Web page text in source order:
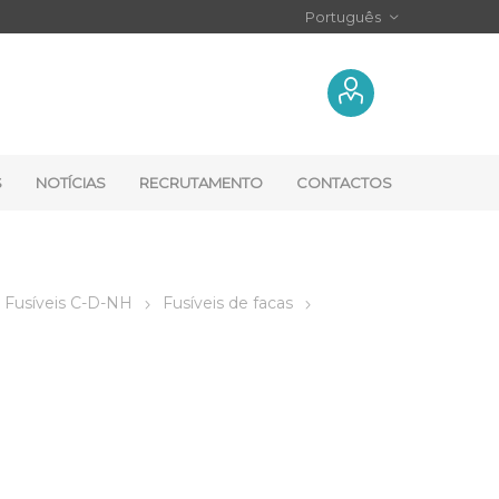
NOTÍCIAS RECRUTAMENTO CONTACTOS
Fusíveis C-D-NH Fusíveis de facas